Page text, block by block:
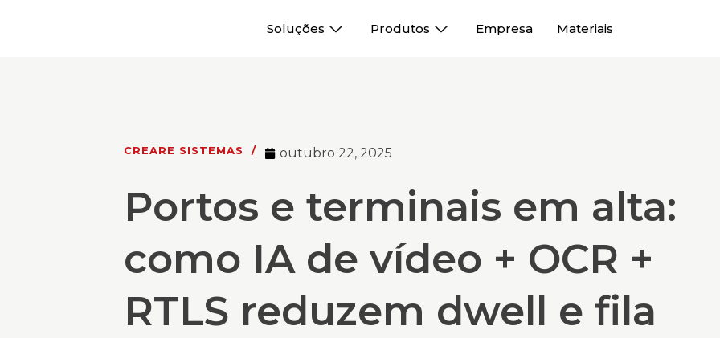
Soluções Produtos Empresa Materiais
CREARE SISTEMAS / outubro 22, 2025
Portos e terminais em alta:
como IA de vídeo + OCR +
RTLS reduzem dwell e fila